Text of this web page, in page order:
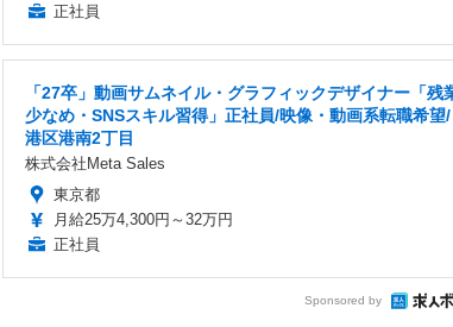
正社員
「27卒」動画サムネイル・グラフィックデザイナー「残
少なめ・SNSスキル習得」正社員/映像・動画系転職希望/
港区港南2丁目
株式会社Meta Sales
東京都
月給25万4,300円～32万円
正社員
Sponsored by